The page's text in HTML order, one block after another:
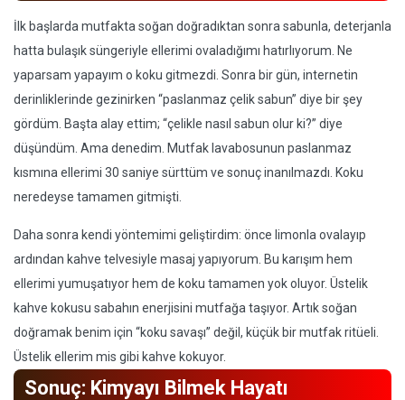
İlk başlarda mutfakta soğan doğradıktan sonra sabunla, deterjanla
hatta bulaşık süngeriyle ellerimi ovaladığımı hatırlıyorum. Ne
yaparsam yapayım o koku gitmezdi. Sonra bir gün, internetin
derinliklerinde gezinirken “paslanmaz çelik sabun” diye bir şey
gördüm. Başta alay ettim; “çelikle nasıl sabun olur ki?” diye
düşündüm. Ama denedim. Mutfak lavabosunun paslanmaz
kısmına ellerimi 30 saniye sürttüm ve sonuç inanılmazdı. Koku
neredeyse tamamen gitmişti.
Daha sonra kendi yöntemimi geliştirdim: önce limonla ovalayıp
ardından kahve telvesiyle masaj yapıyorum. Bu karışım hem
ellerimi yumuşatıyor hem de koku tamamen yok oluyor. Üstelik
kahve kokusu sabahın enerjisini mutfağa taşıyor. Artık soğan
doğramak benim için “koku savaşı” değil, küçük bir mutfak ritüeli.
Üstelik ellerim mis gibi kahve kokuyor.
Sonuç: Kimyayı Bilmek Hayatı